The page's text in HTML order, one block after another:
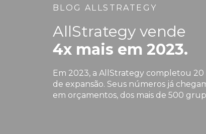
BLOG ALLSTRATEGY
AllStrategy vende
4x mais em 2023.
Em 2023, a AllStrategy completou
de expansão. Seus números já
em orçamentos, dos mais de 500